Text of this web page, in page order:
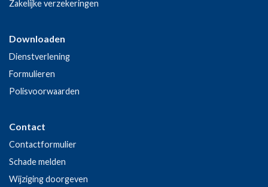
Zakelijke verzekeringen
Downloaden
Dienstverlening
Formulieren
Polisvoorwaarden
Contact
Contactformulier
Schade melden
Wijziging doorgeven